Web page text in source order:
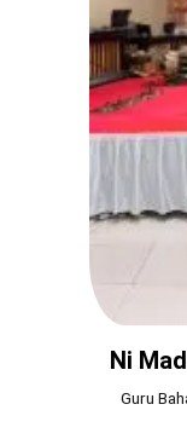
Ni
Guru